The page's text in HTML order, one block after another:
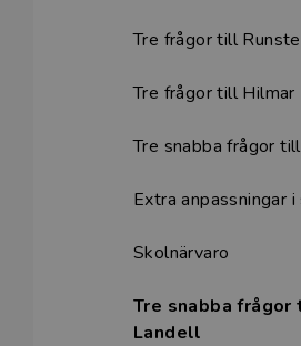
Tre frågor till
Tre frågor till Hilmar
Tre snabba frågor
Extra anpassningar i
Skolnärvaro
Tre snabba frågor
Landell